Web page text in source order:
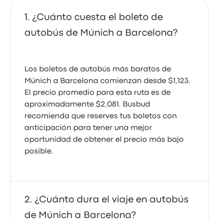
¿Cuánto cuesta el boleto de
autobús de Múnich a Barcelona?
Los boletos de autobús más baratos de
Múnich a Barcelona comienzan desde $1,123.
El precio promedio para esta ruta es de
aproximadamente $2,081. Busbud
recomienda que reserves tus boletos con
anticipación para tener una mejor
oportunidad de obtener el precio más bajo
posible.
¿Cuánto dura el viaje en autobús
de Múnich a Barcelona?